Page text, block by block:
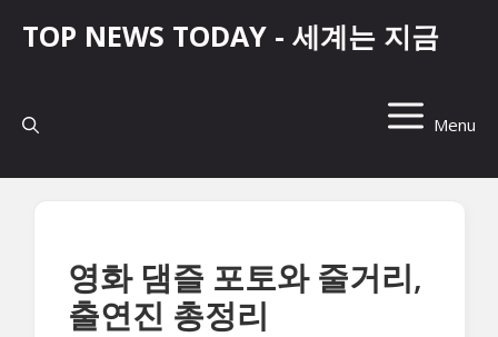
뛰
TOP NEWS TODAY - 세계는 지금
Menu
영화 댐즐 포토와 줄거리,
출연진 총정리